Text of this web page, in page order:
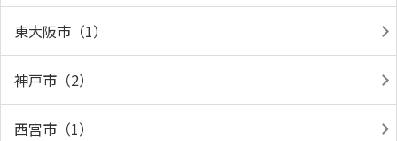
東大阪市（1）
神戸市（2）
西宮市（1）